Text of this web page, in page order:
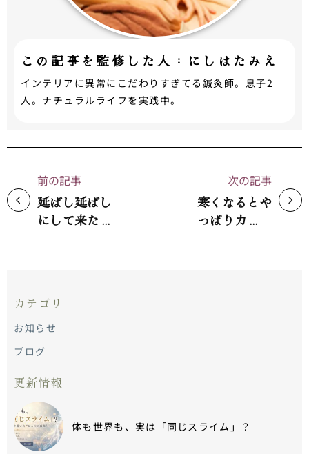
この記事を監修した人：にしはたみえ
インテリアに異常にこだわりすぎてる鍼灸師。息子2
人。ナチュラルライフを実践中。
前の記事
延ばし延ばし
にして来たこ
なるなんて。
時は早いなー
（笑）
次の記事
寒くなるとや
っぱりカサカ
カテゴリ
お知らせ
ブログ
更新情報
体も世界も、実は「同じスライム」？